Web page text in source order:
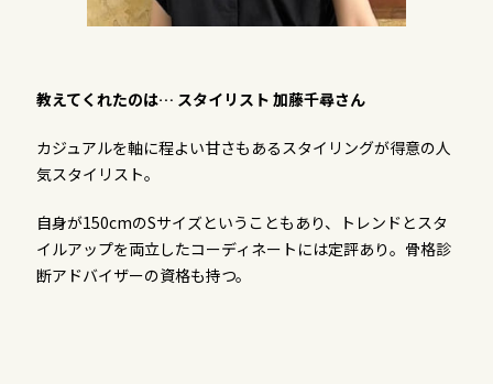
教えてくれたのは… スタイリスト 加藤千尋さん
カジュアルを軸に程よい甘さもあるスタイリングが得意の人
気スタイリスト。
自身が150cmのSサイズということもあり、トレンドとスタ
イルアップを両立したコーディネートには定評あり。骨格診
断アドバイザーの資格も持つ。